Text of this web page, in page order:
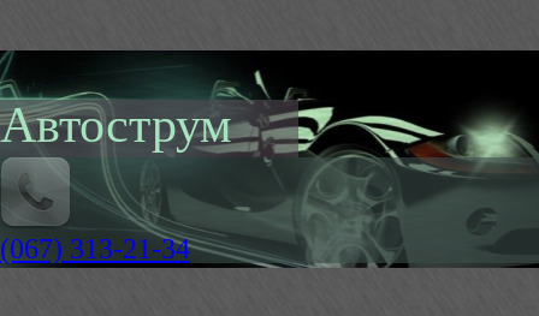
Автострум
(067) 313-21-34